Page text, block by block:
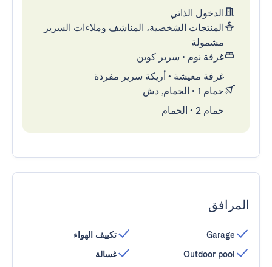
الدخول الذاتي
المنتجات الشخصية، المناشف وملاءات السرير
مشمولة
غرفة نوم • سرير كوين
غرفة معيشة • أريكة سرير مفردة
حمام 1
• الحمام, دش
حمام 2
• الحمام
المرافق
Garage
Outdoor pool
تكييف الهواء
غسالة